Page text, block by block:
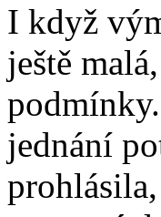
I když
ještě
jednání